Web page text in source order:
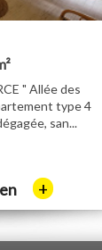
" Allée des
type 4
san...
+